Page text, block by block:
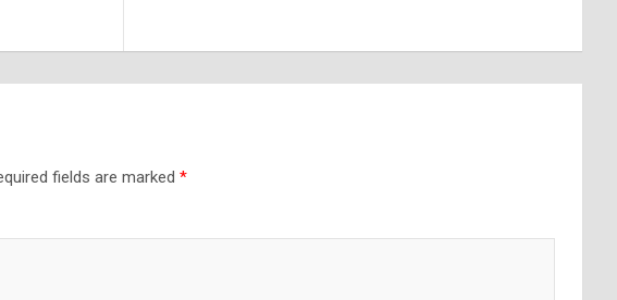
fields are marked *